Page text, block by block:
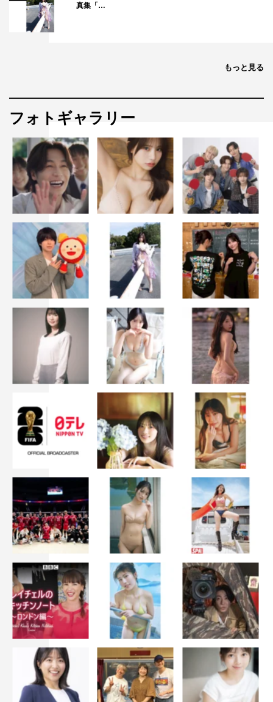
真集「…
もっと見る
フォトギャラリー